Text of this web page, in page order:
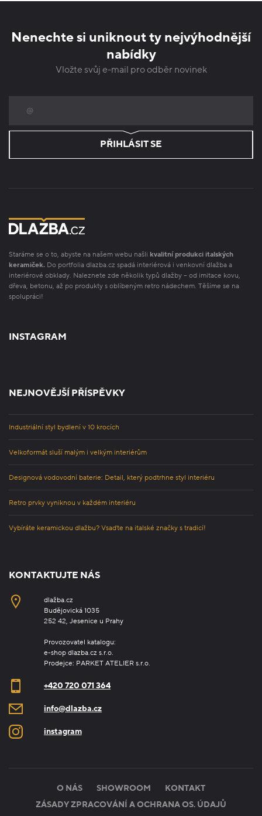
Nenechte si uniknout ty nejvýhodnější
nabídky
Vložte svůj e-mail pro odběr novinek
PŘIHLÁSIT SE
Staráme se o to, abyste na našem webu našli kvalitní produkci italských
keramiček. Do portfolia dlazba.cz spadá interiérová i venkovní dlažba a
interiérové obklady. Naleznete zde několik typů dlažby – od imitace kovu,
dřeva, betonu, až po produkty s oblíbeným retro nádechem. Těšíme se na
spolupráci!
INSTAGRAM
NEJNOVĚJŠÍ PŘÍSPĚVKY
Industriální styl bydlení v 10 krocích
Velkoformát sluší malým i velkým interiérům
Designová vodovodní baterie: Detail, který podtrhne styl interiéru
Retro prvky vyniknou v každém interiéru
Vybíráte keramickou dlažbu? Vsaďte na italské značky s tradicí!
KONTAKTUJTE NÁS
dlažba.cz
Budějovická 1035
252 42, Jesenice u Prahy
Provozovatel katalogu:
e-shop dlazba.cz s.r.o.
Prodejce: PARKET ATELIER s.r.o.
+420 720 071 364
info@dlazba.cz
instagram
O NÁS SHOWROOM
KONTAKT
ZÁSADY ZPRACOVÁNÍ A OCHRANA OS. ÚDAJŮ